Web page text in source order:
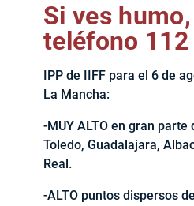
Si ves
teléfono 112
IPP de IIFF para el 6 de
La Mancha:
-MUY ALTO en gran parte
Toledo, Guadalajara,
Real.
-ALTO puntos dispersos